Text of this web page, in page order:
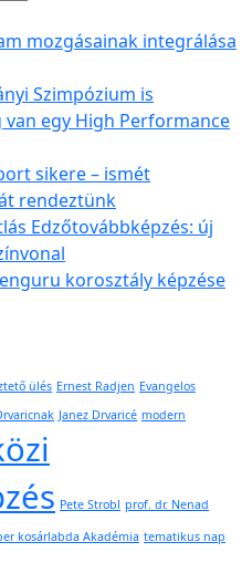
mozgásainak integrálása
Szimpózium is
egy High Performance
sikere – ismét
rendeztünk
Edzőtovábbképzés: új
korosztály képzése
ülés Ernest Radjen Evangelos
Janez Drvaricé modern
Pete Strobl prof. dr. Nenad
kosárlabda Akadémia tematikus nap